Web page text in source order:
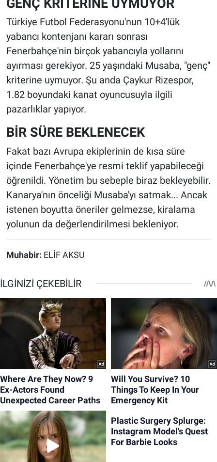
GENÇ KRİTERİNE UYMUYOR
Türkiye Futbol Federasyonu'nun 10+4'lük
yabancı kontenjanı kararı sonrası
Fenerbahçe'nin birçok yabancıyla yollarını
ayırması gerekiyor. 25 yaşındaki Musaba, "genç"
kriterine uymuyor. Şu anda Çaykur Rizespor,
1.82 boyundaki kanat oyuncusuyla ilgili
pazarlıklar yapıyor.
BİR SÜRE BEKLENECEK
Fakat bazı Avrupa ekiplerinin de kısa süre
içinde Fenerbahçe'ye resmi teklif yapabileceği
öğrenildi. Yönetim bu sebeple biraz bekleyebilir.
Kanarya'nın önceliği Musaba'yı satmak... Ancak
istenen boyutta öneriler gelmezse, kiralama
yolunun da değerlendirilmesi bekleniyor.
Muhabir: ELİF AKSU